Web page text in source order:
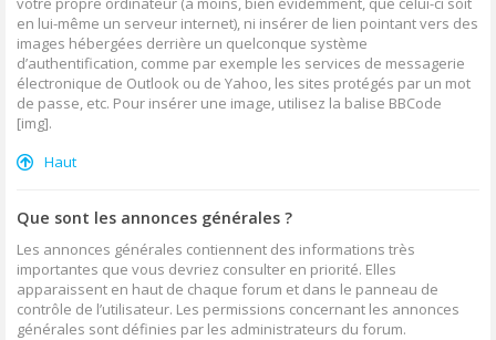
en lui-même un serveur internet), ni insérer de lien pointant vers des
images hébergées derrière un quelconque système
d’authentification, comme par exemple les services de messagerie
électronique de Outlook ou de Yahoo, les sites protégés par un mot
de passe, etc. Pour insérer une image, utilisez la balise BBCode
[img].
Haut
Que sont les annonces générales ?
Les annonces générales contiennent des informations très
importantes que vous devriez consulter en priorité. Elles
apparaissent en haut de chaque forum et dans le panneau de
contrôle de l’utilisateur. Les permissions concernant les annonces
générales sont définies par les administrateurs du forum.